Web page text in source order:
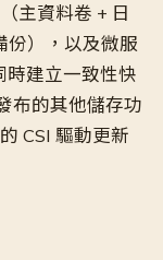
主資料卷 + 日
份），以及微服
時建立一致性快
布的其他儲存功
CSI 驅動更新